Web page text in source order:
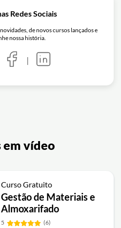
Redes Sociais
de novos cursos lançados e
nossa história.
|
em vídeo
Curso Gratuito
Gestão de Materiais e
Almoxarifado
5 (6)